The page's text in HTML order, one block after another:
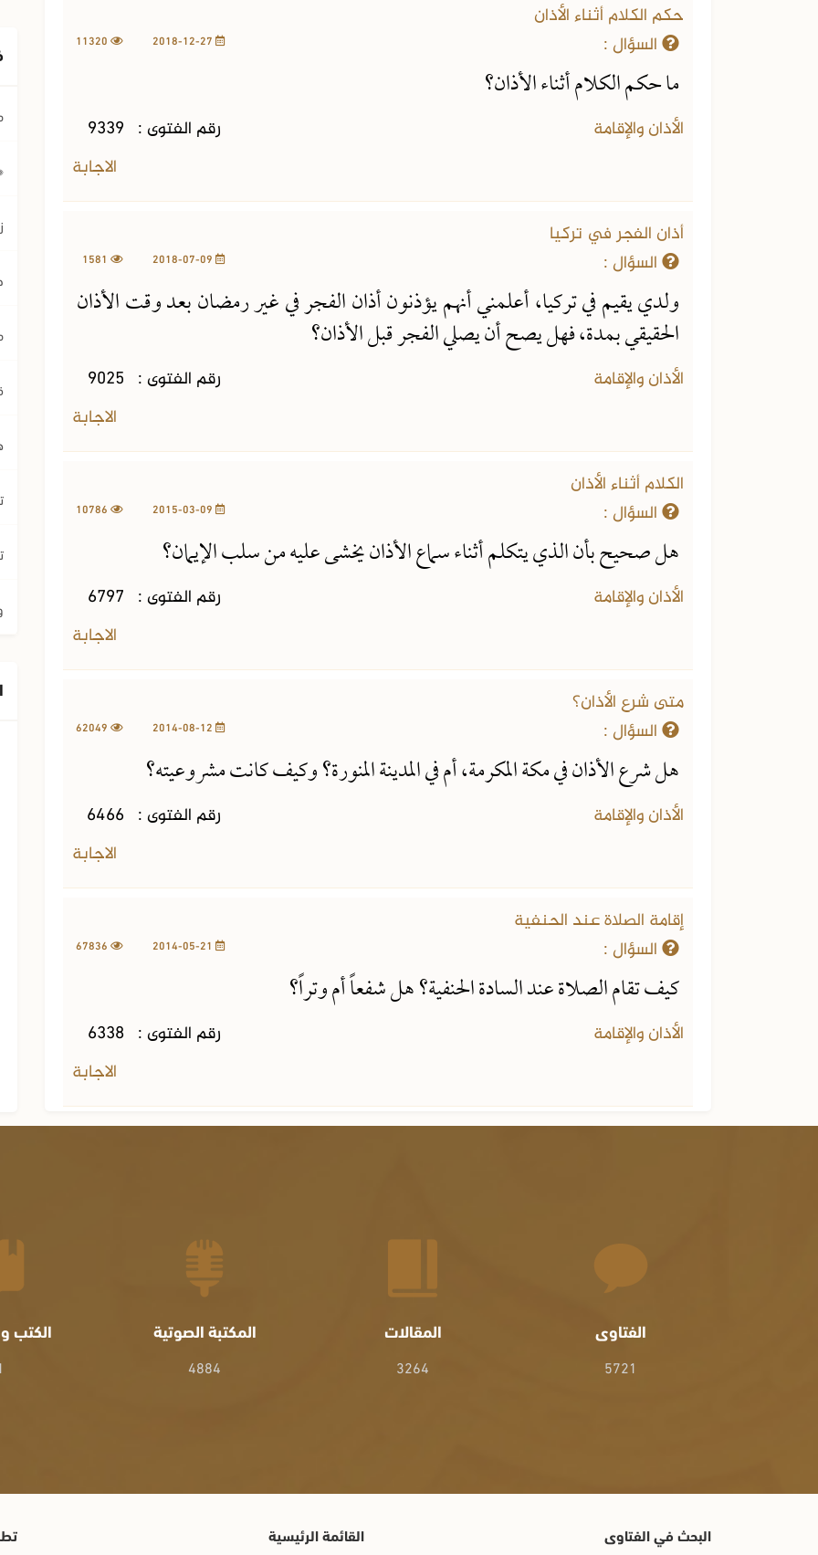
حكم الكلام أثناء الأذان
السؤال :
ما حكم الكلام أثناء الأذان؟
الأذان والإقامة رقم الفتوى : 9339
الاجابة
أذان الفجر في تركيا
السؤال :
ولدي يقيم في تركيا، أعلمني أنهم يؤذنون أذان الفجر في غير رمضان بعد وقت الأذان
الحقيقي بمدة، فهل يصح أن يصلي الفجر قبل الأذان؟
الأذان والإقامة رقم الفتوى : 9025
الاجابة
الكلام أثناء الأذان
السؤال :
هل صحيح بأن الذي يتكلم أثناء سماع الأذان يخشى عليه من سلب الإيمان؟
الأذان والإقامة رقم الفتوى : 6797
الاجابة
متى شرع الأذان؟
السؤال :
هل شرع الأذان في مكة المكرمة، أم في المدينة المنورة؟ وكيف كانت مشروعيته؟
الأذان والإقامة رقم الفتوى : 6466
الاجابة
إقامة الصلاة عند الحنفية
السؤال :
كيف تقام الصلاة عند السادة الحنفية؟ هل شفعاً أم وتراً؟
الأذان والإقامة رقم الفتوى : 6338
الاجابةستون خطبة في قضايا الأسرة
الفتاوى
5721
المقالات
3264
المكتبة الصوتية
4884
الكتب
البحث في الفتاوى القائمة الرئيسية